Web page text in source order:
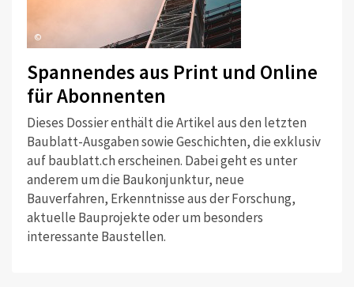
©
Spannendes aus Print und Online
für Abonnenten
Dieses Dossier enthält die Artikel aus den letzten
Baublatt-Ausgaben sowie Geschichten, die exklusiv
auf baublatt.ch erscheinen. Dabei geht es unter
anderem um die Baukonjunktur, neue
Bauverfahren, Erkenntnisse aus der Forschung,
aktuelle Bauprojekte oder um besonders
interessante Baustellen.